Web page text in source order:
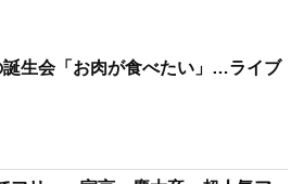
生会「お肉が食べたい」…ライブ